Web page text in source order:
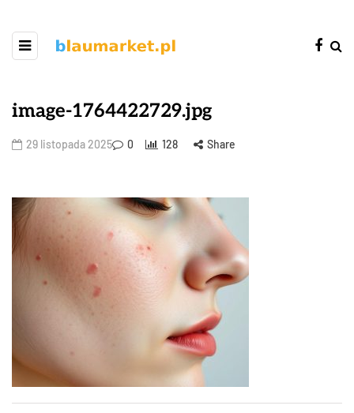
image-1764422729.jpg
29 listopada 2025 0 128 Share